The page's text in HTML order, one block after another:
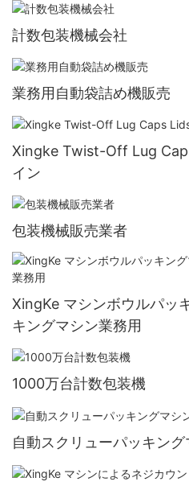
計数包装機械会社
業務用自動袋詰め機販売
Xingke Twist-Off Lug
イン
包装機械販売業者
XingKe マシンボウルパッ
キングマシン業務用
1000万台計数包装機
自動スクリューパッキン